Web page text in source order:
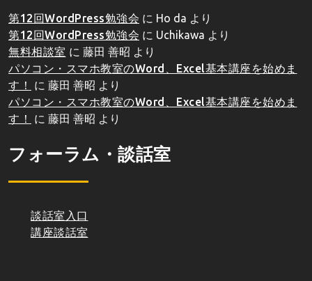
第12回WordPress勉強会 に Ho da より
第12回WordPress勉強会 に Uchikawa より
無料相談室 に 藤田 善昭 より
パソコン・スマホ教室のWord、Excel基本講座を始めま
す！
に 藤田 善昭 より
パソコン・スマホ教室のWord、Excel基本講座を始めま
す！
に 藤田 善昭 より
フォーラム・談話室
談話室入口
講座談話室